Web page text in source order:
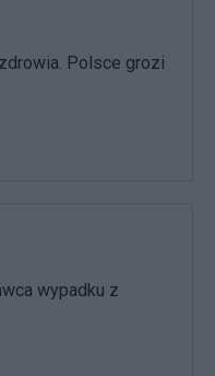
Polsce grozi
wypadku z